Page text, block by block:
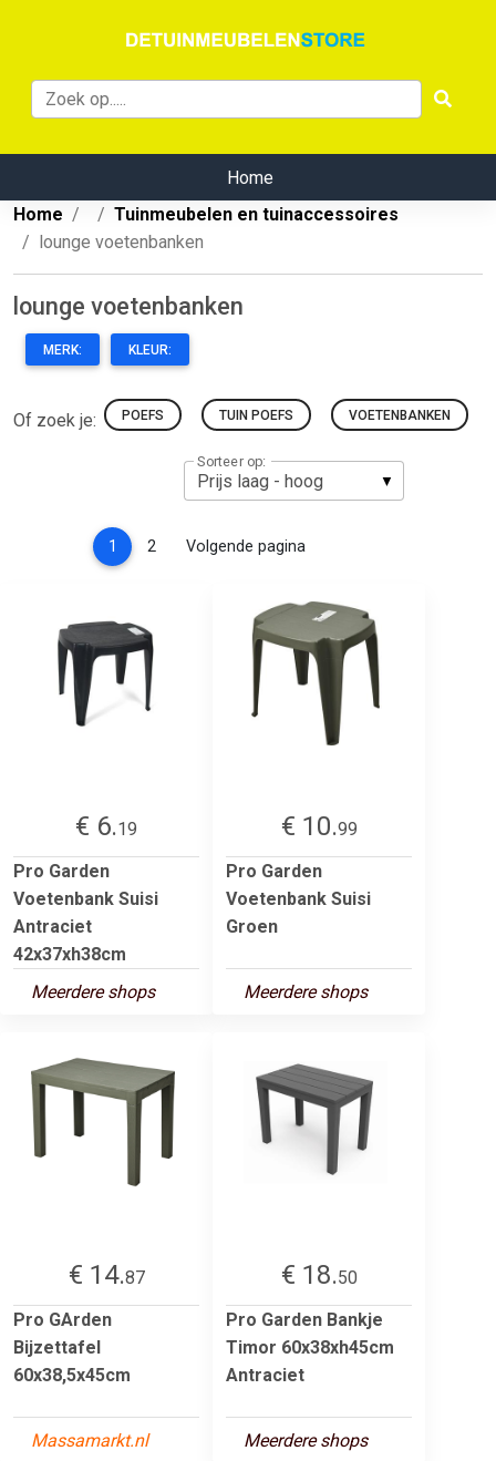
Home
Home
Tuinmeubelen en tuinaccessoires
lounge voetenbanken
lounge voetenbanken
MERK: KLEUR:
Of zoek je: POEFS TUIN POEFS VOETENBANKEN
Sorteer op:
1 (current)
2 Volgende pagina
€ 6.19
Pro Garden
Voetenbank Suisi
Antraciet
42x37xh38cm
Meerdere shops
€ 10.99
Pro Garden
Voetenbank Suisi
Groen
Meerdere shops
€ 14.87
Pro GArden
Bijzettafel
60x38,5x45cm
Massamarkt.nl
€ 18.50
Pro Garden Bankje
Timor 60x38xh45cm
Antraciet
Meerdere shops